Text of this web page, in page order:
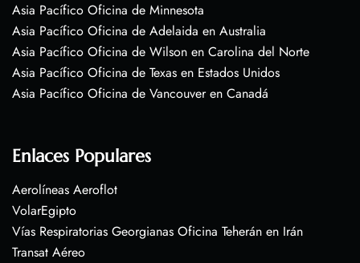
Asia Pacífico Oficina de Minnesota
Asia Pacífico Oficina de Adelaida en Australia
Asia Pacífico Oficina de Wilson en Carolina del Norte
Asia Pacífico Oficina de Texas en Estados Unidos
Asia Pacífico Oficina de Vancouver en Canadá
Enlaces Populares
Aerolíneas Aeroflot
VolarEgipto
Vías Respiratorias Georgianas Oficina Teherán en Irán
Transat Aéreo